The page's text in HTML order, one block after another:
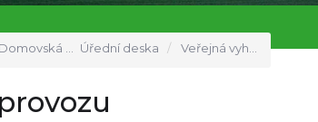
Domovská stránka Úřední deska Veřejná vyhláška - opatření obecné povahy - místní úprava provozu Cyklookruh Rozkoš